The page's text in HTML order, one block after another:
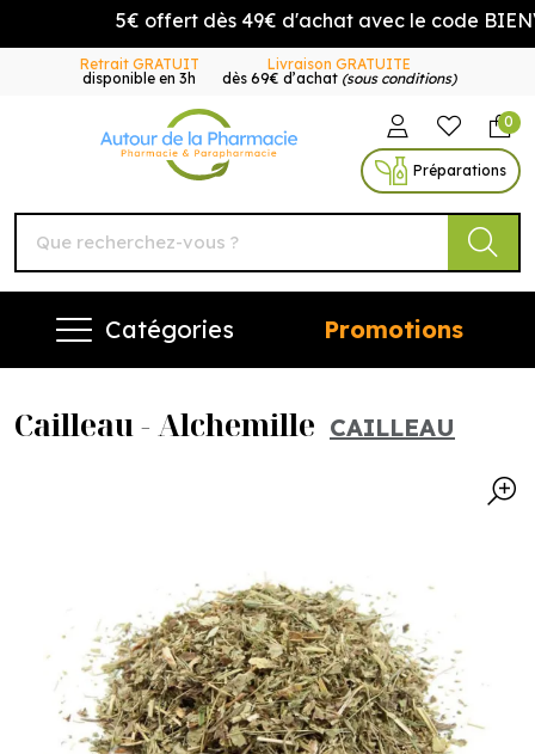
5€ offert dès 49€ d'achat avec le code
Retrait GRATUIT
disponible en 3h
Livraison GRATUITE
dès 69€ d’achat (sous conditions)
Autour de la Pharmacie
0
Préparations
Catégories Promotions
Cailleau - Alchemille CAILLEAU